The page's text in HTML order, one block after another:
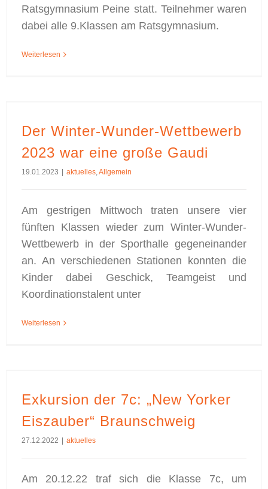
Ratsgymnasium Peine statt. Teilnehmer waren
dabei alle 9.Klassen am Ratsgymnasium.
Weiterlesen
Der Winter-Wunder-Wettbewerb
2023 war eine große Gaudi
19.01.2023 aktuelles,Allgemein
Am gestrigen Mittwoch traten unsere vier
fünften Klassen wieder zum Winter-Wunder-
Wettbewerb in der Sporthalle gegeneinander
an. An verschiedenen Stationen konnten die
Kinder dabei Geschick, Teamgeist und
Koordinationstalent unter
Weiterlesen
Exkursion der 7c: „New Yorker
Eiszauber“ Braunschweig
27.12.2022 aktuelles
Am 20.12.22 traf sich die Klasse 7c, um